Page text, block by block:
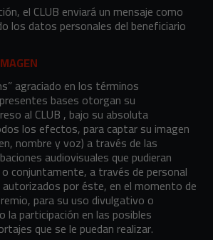
el CLUB enviará un mensaje como
los datos personales del beneficiario
agraciado en los términos
bases otorgan su
al CLUB , bajo su absoluta
los efectos, para captar su imagen
nombre y voz) a través de las
audiovisuales que pudieran
conjuntamente, a través de personal
por éste, en el momento de
para su uso divulgativo o
la participación en las posibles
que se le puedan realizar.